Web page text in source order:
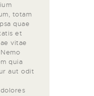
totam
quae
et
vitae
quia
aut odit